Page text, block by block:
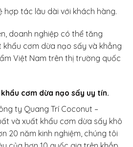
hợp tác lâu dài với khách hàng.
doanh nghiệp có thể tăng
cơm dừa nạo sấy và khẳng
Việt Nam trên thị trường quốc
cơm dừa nạo sấy uy tín.
ty Quang Trí Coconut –
và xuất khẩu cơm dừa sấy khô
20 năm kinh nghiệm, chúng tôi